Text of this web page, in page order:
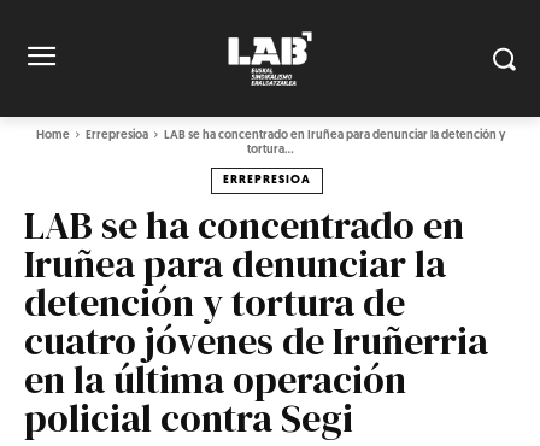
Home Errepresioa
LAB se ha concentrado en Iruñea para denunciar la detención y
tortura...
ERREPRESIOA
LAB se ha concentrado en
Iruñea para denunciar la
detención y tortura de
cuatro jóvenes de Iruñerria
en la última operación
policial contra Segi